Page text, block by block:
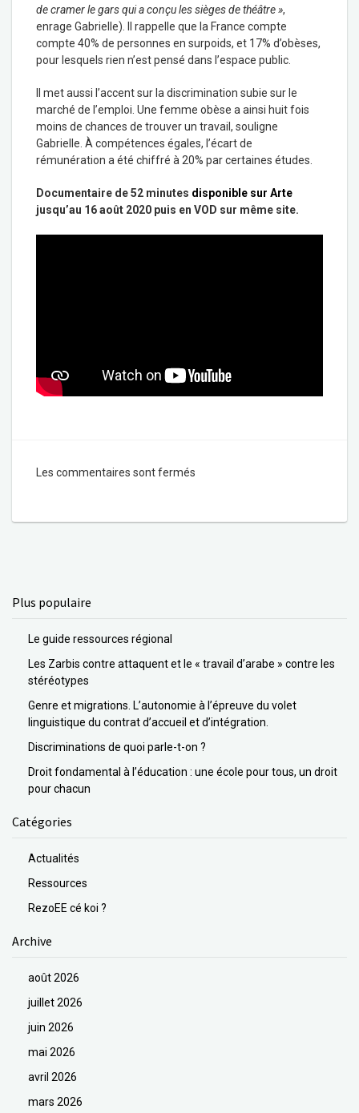
de cramer le gars qui a conçu les sièges de théâtre »,
enrage Gabrielle). Il rappelle que la France compte
compte 40% de personnes en surpoids, et 17% d’obèses,
pour lesquels rien n’est pensé dans l’espace public.
Il met aussi l’accent sur la discrimination subie sur le
marché de l’emploi. Une femme obèse a ainsi huit fois
moins de chances de trouver un travail, souligne
Gabrielle. À compétences égales, l’écart de
rémunération a été chiffré à 20% par certaines études.
Documentaire de 52 minutes disponible sur Arte
jusqu’au 16 août 2020 puis en VOD sur même site.
Les commentaires sont fermés
Plus populaire
Le guide ressources régional
Les Zarbis contre attaquent et le « travail d’arabe » contre les
stéréotypes
Genre et migrations. L’autonomie à l’épreuve du volet
linguistique du contrat d’accueil et d’intégration.
Discriminations de quoi parle-t-on ?
Droit fondamental à l’éducation : une école pour tous, un droit
pour chacun
Catégories
Actualités
Ressources
RezoEE cé koi ?
Archive
août 2026
juillet 2026
juin 2026
mai 2026
avril 2026
mars 2026